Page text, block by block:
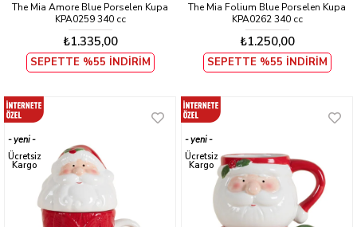
The Mia Amore Blue Porselen Kupa
KPA0259 340 cc
₺1.335,00
SEPETTE %55 İNDİRİM
The Mia Folium Blue Porselen Kupa
KPA0262 340 cc
₺1.250,00
SEPETTE %55 İNDİRİM
yeni
ürün
Ücretsiz
Kargo
yeni
ürün
Ücretsiz
Kargo